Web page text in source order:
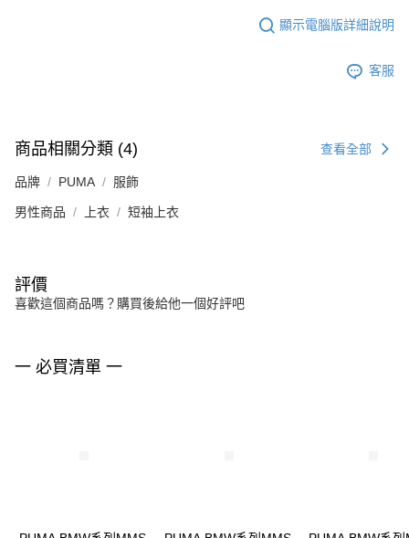
顯示電腦版詳細說明
客服
商品相關分類 (4) 查看全部
品牌 PUMA 服飾
男性商品 上衣 短袖上衣
評價
喜歡這個商品嗎？購買後給他一個好評吧
一 必買清單 一